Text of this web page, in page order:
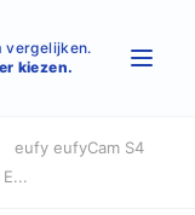
vergelijken.
kiezen.
eufy eufyCam S4